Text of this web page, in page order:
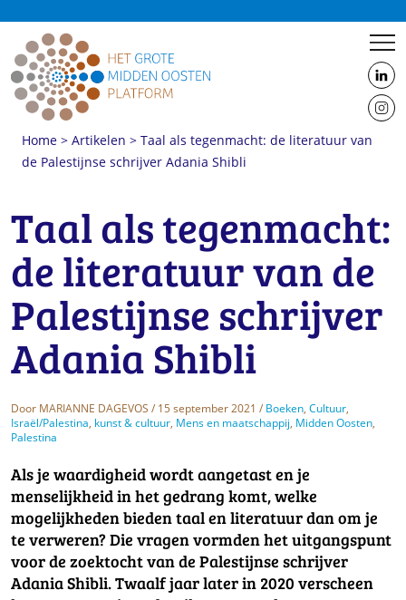
us
on
us
Home > Artikelen > Taal als tegenmacht: de literatuur van
de Palestijnse schrijver Adania Shibli
Adania Shibli. Foto National Book Foundation
Taal als tegenmacht:
de literatuur van de
Palestijnse schrijver
Adania Shibli
Door MARIANNE DAGEVOS / 15 september 2021 / Boeken, Cultuur,
Israël/Palestina, kunst & cultuur, Mens en maatschappij, Midden Oosten,
Palestina
Als je waardigheid wordt aangetast en je
menselijkheid in het gedrang komt, welke
mogelijkheden bieden taal en literatuur dan om je
te verweren? Die vragen vormden het uitgangspunt
voor de zoektocht van de Palestijnse schrijver
Adania Shibli. Twaalf jaar later in 2020 verscheen